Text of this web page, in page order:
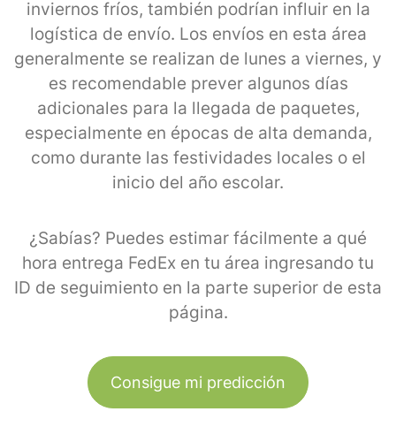
inviernos fríos, también podrían influir en la
logística de envío. Los envíos en esta área
generalmente se realizan de lunes a viernes, y
es recomendable prever algunos días
adicionales para la llegada de paquetes,
especialmente en épocas de alta demanda,
como durante las festividades locales o el
inicio del año escolar.
¿Sabías? Puedes estimar fácilmente a qué
hora entrega FedEx en tu área ingresando tu
ID de seguimiento en la parte superior de esta
página.
Consigue mi predicción